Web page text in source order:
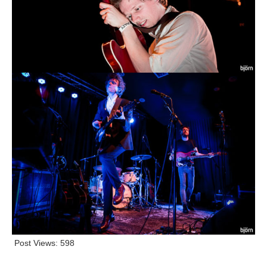
Post Views: 598